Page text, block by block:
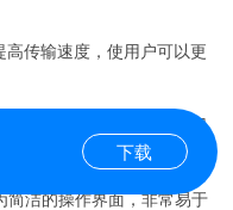
传输速度，使用户可以更
优化功能，能够自动为用
使用效率。
洁的操作界面，非常易于
下载